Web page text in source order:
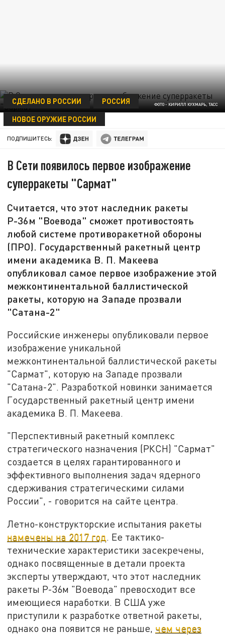
ФОТО - КИРИЛЛ КУХМАРЬ, ТАСС
СДЕЛАНО В РОССИИ
РОССИЯ
НОВОЕ ОРУЖИЕ РОССИИ
27 ОКТЯБРЯ 10:24
ПОДПИШИТЕСЬ:
В Сети появилось первое изображение
суперракеты "Сармат"
Считается, что этот наследник ракеты
Р-36м "Воевода" сможет противостоять
любой системе противоракетной обороны
(ПРО). Государственный ракетный центр
имени академика В. П. Макеева
опубликовал самое первое изображение этой
межконтинентальной баллистической
ракеты, которую на Западе прозвали
"Сатана-2"
Российские инженеры опубликовали первое
изображение уникальной
межконтинентальной баллистической ракеты
"Сармат", которую на Западе прозвали
"Сатана-2". Разработкой новинки занимается
Государственный ракетный центр имени
академика В. П. Макеева.
"Перспективный ракетный комплекс
стратегического назначения (РКСН) "Сармат"
создается в целях гарантированного и
эффективного выполнения задач ядерного
сдерживания стратегическими силами
России", - говорится на сайте центра.
Летно-конструкторские испытания ракеты
намечены на 2017 год. Ее тактико-
технические характеристики засекречены,
однако посвященные в детали проекта
эксперты утверждают, что этот наследник
ракеты Р-36м "Воевода" превосходит все
имеющиеся наработки. В США уже
приступили к разработке ответной ракеты,
однако она появится не раньше, чем через